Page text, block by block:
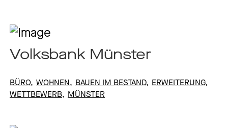
Volksbank Münster
BÜRO WOHNEN BAUEN IM BESTAND ERWEITERUNG
WETTBEWERB MÜNSTER